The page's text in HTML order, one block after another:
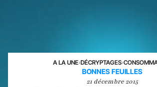
A LA UNE›DÉCRYPTAGES›
BONNES FEUILLES
21 décembre 2015